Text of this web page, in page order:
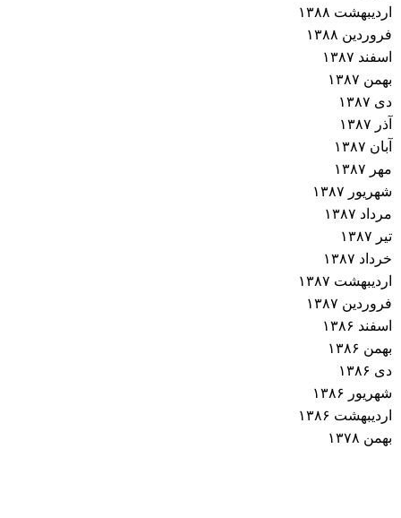
اردیبهشت ۱۳۸۸
فروردین ۱۳۸۸
اسفند ۱۳۸۷
بهمن ۱۳۸۷
دی ۱۳۸۷
آذر ۱۳۸۷
آبان ۱۳۸۷
مهر ۱۳۸۷
شهریور ۱۳۸۷
مرداد ۱۳۸۷
تیر ۱۳۸۷
خرداد ۱۳۸۷
اردیبهشت ۱۳۸۷
فروردین ۱۳۸۷
اسفند ۱۳۸۶
بهمن ۱۳۸۶
دی ۱۳۸۶
شهریور ۱۳۸۶
اردیبهشت ۱۳۸۶
بهمن ۱۳۷۸